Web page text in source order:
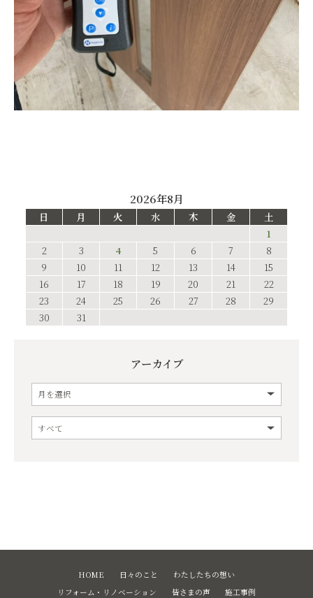
2026年8月
日 月 火 水 木 金
土
1
2
3 4 5 6 7
8
9
10 11 12 13 14
15
16
17 18 19 20 21
22
23
24 25 26 27 28
29
30
31
アーカイブ
HOME 日々のこと
わたしたちの想い
リフォーム・リノベーション
皆さまの声 施工事例